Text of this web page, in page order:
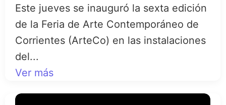
Este jueves se inauguró la sexta edición
de la Feria de Arte Contemporáneo de
Corrientes (ArteCo) en las instalaciones
del...
Ver más